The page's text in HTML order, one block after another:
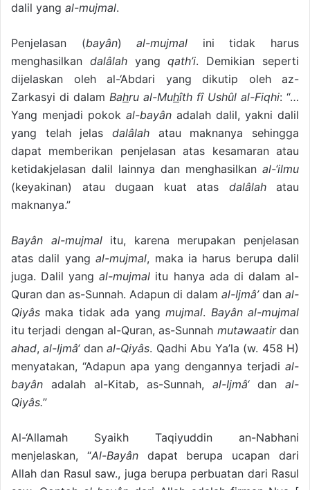
dalil yang al-mujmal.
Penjelasan (bayân)al-mujmal ini tidak harus
menghasilkan dalâlahyangqath’i. Demikian seperti
dijelaskan oleh al-‘Abdari yang dikutip oleh az-
Zarkasyi di dalam Bahru al-Muhîth fî Ushûl al-Fiqhi: “…
Yang menjadi pokok al-bayân adalah dalil, yakni dalil
yang telah jelas dalâlah atau maknanya sehingga
dapat memberikan penjelasan atas kesamaran atau
ketidakjelasan dalil lainnya dan menghasilkan al-‘ilmu
(keyakinan) atau dugaan kuat atas dalâlahatau
maknanya.”
Bayân al-mujmalitu, karena merupakan penjelasan
atas dalil yangal-mujmal, maka ia harus berupa dalil
juga. Dalil yangal-mujmal itu hanya ada di dalam al-
Quran dan as-Sunnah. Adapun di dalam al-Ijmâ’dan al-
Qiyâs maka tidak ada yangmujmal. Bayân al-mujmal
itu terjadi dengan al-Quran, as-Sunnah mutawaatirdan
ahad,al-Ijmâ‘danal-Qiyâs. Qadhi Abu Ya’la (w. 458 H)
menyatakan, “Adapun apa yang dengannya terjadi al-
bayân adalah al-Kitab, as-Sunnah, al-Ijmâ‘dan al-
Qiyâs.”
Al-‘Allamah Syaikh Taqiyuddin an-Nabhani
menjelaskan, “Al-Bayândapat berupa ucapan dari
Allah dan Rasul saw., juga berupa perbuatan dari Rasul